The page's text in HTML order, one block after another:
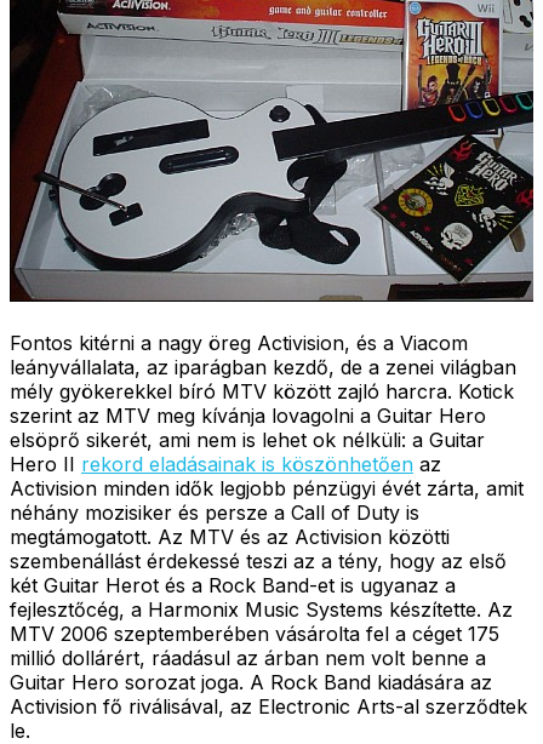
Fontos kitérni a nagy öreg Activision, és a Viacom
leányvállalata, az iparágban kezdő, de a zenei világban
mély gyökerekkel bíró MTV között zajló harcra. Kotick
szerint az MTV meg kívánja lovagolni a Guitar Hero
elsöprő sikerét, ami nem is lehet ok nélküli: a Guitar
Hero II rekord eladásainak is köszönhetően az
Activision minden idők legjobb pénzügyi évét zárta, amit
néhány mozisiker és persze a Call of Duty is
megtámogatott. Az MTV és az Activision közötti
szembenállást érdekessé teszi az a tény, hogy az első
két Guitar Herot és a Rock Band-et is ugyanaz a
fejlesztőcég, a Harmonix Music Systems készítette. Az
MTV 2006 szeptemberében vásárolta fel a céget 175
millió dollárért, ráadásul az árban nem volt benne a
Guitar Hero sorozat joga. A Rock Band kiadására az
Activision fő riválisával, az Electronic Arts-al szerződtek
le.